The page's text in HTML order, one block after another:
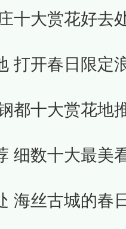
十大赏花好去
打开春日限定
都十大赏花地
细数十大最美
海丝古城的春